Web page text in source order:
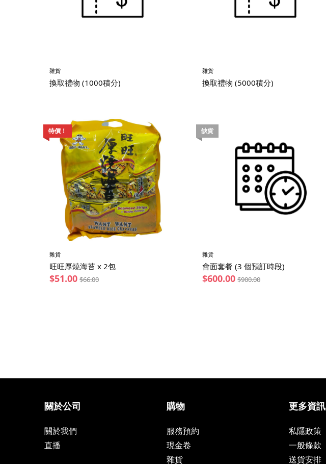
雜貨
換取禮物 (1000積分)
雜貨
換取禮物 (5000積分)
特價！
雜貨
旺旺厚燒海苔 x 2包
$51.00 $66.00
缺貨
雜貨
會面套餐 (3 個預訂時段)
$600.00 $900.00
關於公司
關於我們
直播
購物
服務預約
現金卷
雜貨
更多資訊
私隱政策
一般條款
送貨安排